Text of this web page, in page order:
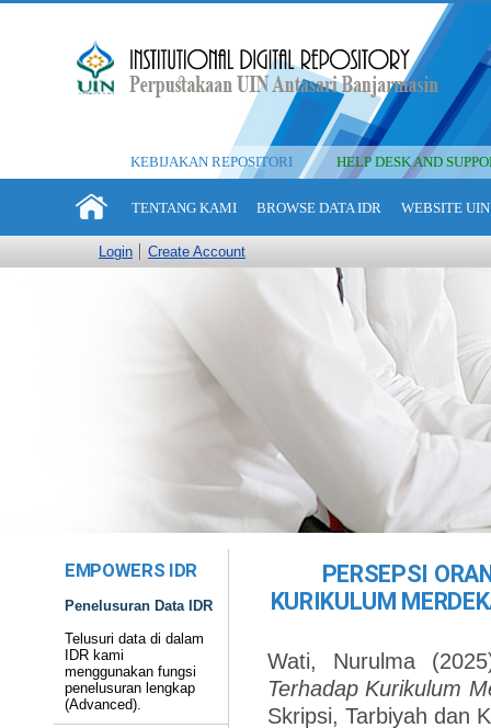
KEBIJAKAN REPOSITORI HELP DESK AND
TENTANG KAMI BROWSE DATA IDR WEBSITE
Login Create Account
EMPOWERS IDR
Penelusuran Data IDR
Telusuri data di dalam
IDR kami
menggunakan fungsi
penelusuran lengkap
(Advanced).
PERSEPSI
KURIKULUM
Wati, Nurulma
Terhadap Kurikulum
Skripsi, Tarbiyah dan